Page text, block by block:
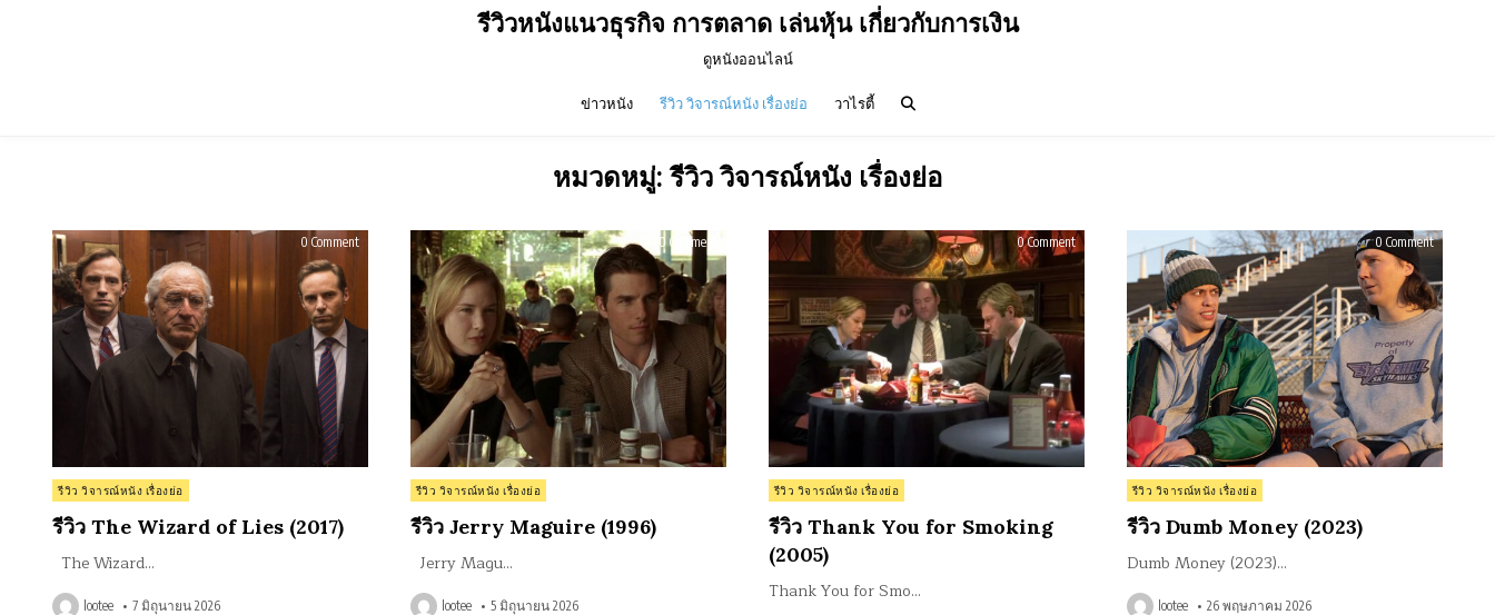
รีวิวหนังแนวธุรกิจ การตลาด เล่นหุ้น เกี่ยวกับการเงิน
ดูหนังออนไลน์
ข่าวหนัง รีวิว วิจารณ์หนัง เรื่องย่อ วาไรตี้
หมวดหมู่:รีวิว วิจารณ์หนัง เรื่องย่อ
0 Commenton
Posted
in
รีวิว วิจารณ์หนัง เรื่องย่อ
รีวิว The Wizard of Lies (2017)
The Wizard…
lootee 7 มิถุนายน 2026
0 Comment
รีวิว
Maguire
(1996)
Posted
in
รีวิว วิจารณ์หนัง เรื่องย่อ
รีวิว Jerry Maguire (1996)
Jerry Magu…
lootee 5 มิถุนายน 2026
0 Commenton
รีวิว
Thank
for
Smoking
(2005)
Posted
in
รีวิว วิจารณ์หนัง เรื่องย่อ
รีวิว Thank You for Smoking
(2005)
Thank You for Smo…
0 Commenton
Money
(2023)
Posted
in
รีวิว วิจารณ์หนัง เรื่องย่อ
รีวิว Dumb Money (2023)
Dumb Money (2023)…
lootee 26 พฤษภาคม 2026